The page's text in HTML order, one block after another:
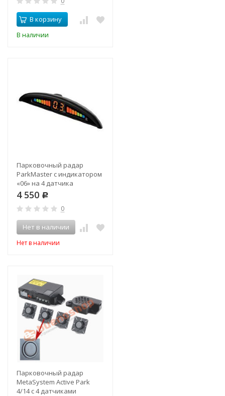
В корзину
В наличии
Парковочный радар
ParkMaster с индикатором
«06» на 4 датчика
4 550 Р
0
Нет в наличии
Нет в наличии
Парковочный радар
MetaSystem Active Park
4/14 с 4 датчиками